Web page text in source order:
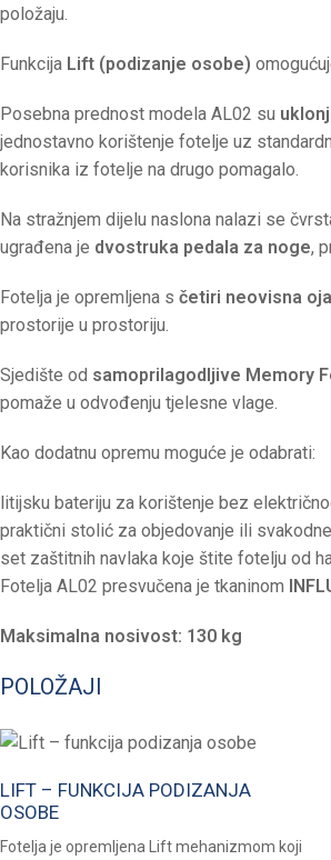
položaju.
Funkcija Lift (podizanje osobe)
Posebna prednost modela AL02 su
jednostavno korištenje fotelje uz
korisnika iz fotelje na drugo pomagalo.
Na stražnjem dijelu naslona nalazi se
ugrađena je dvostruka pedala za noge,
Fotelja je opremljena s četiri neovisna
prostorije u prostoriju.
Sjedište od samoprilagodljive Memory
pomaže u odvođenju tjelesne vlage.
Kao dodatnu opremu moguće je odabrati:
litijsku bateriju za korištenje bez
praktični stolić za objedovanje ili
set zaštitnih navlaka koje štite fotelju od
Fotelja AL02 presvučena je tkaninom
Maksimalna nosivost: 130 kg
POLOŽAJI
LIFT – FUNKCIJA PODIZANJA
OSOBE
Fotelja je opremljena Lift mehanizmom koji